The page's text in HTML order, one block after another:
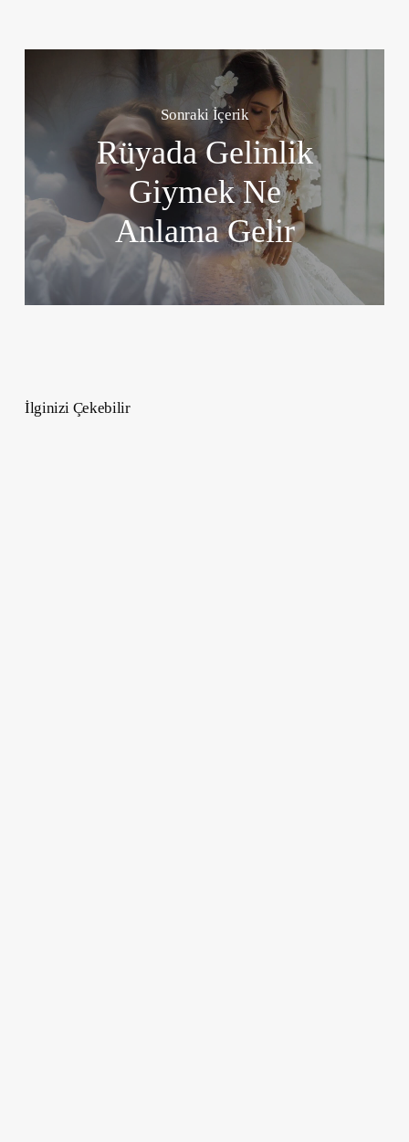
Sonraki İçerik
Rüyada Gelinlik
Giymek Ne
Anlama Gelir
İlginizi Çekebilir